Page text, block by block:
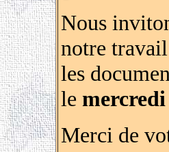
Nous
notre
les
le
Merci de